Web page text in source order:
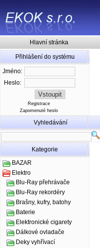
Hlavní stránka
Přihlášení do systému
Jméno:
Heslo:
Registrace
Zapomenuté heslo
Vyhledávání
Kategorie
BAZAR
Elektro
Blu-Ray přehrávače
Blu-Ray rekordéry
Brašny, kufry, batohy
Baterie
Elektronické cigarety
Dálkové ovladače
Deky vyhřívací